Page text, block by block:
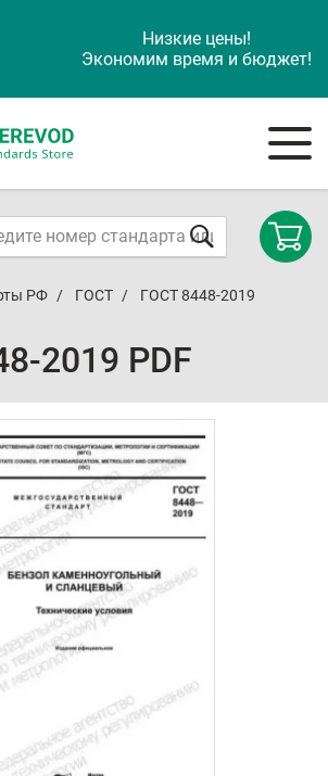
Низкие цены!
Экономим время и бюджет!
РФ ГОСТ ГОСТ 8448-2019
2019 PDF